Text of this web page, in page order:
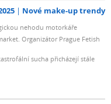
Nové make-up trendy
nehodu motorkáře
Organizátor Prague Fetish
sucha přicházejí stále